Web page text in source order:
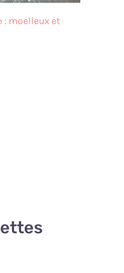
: moelleux et